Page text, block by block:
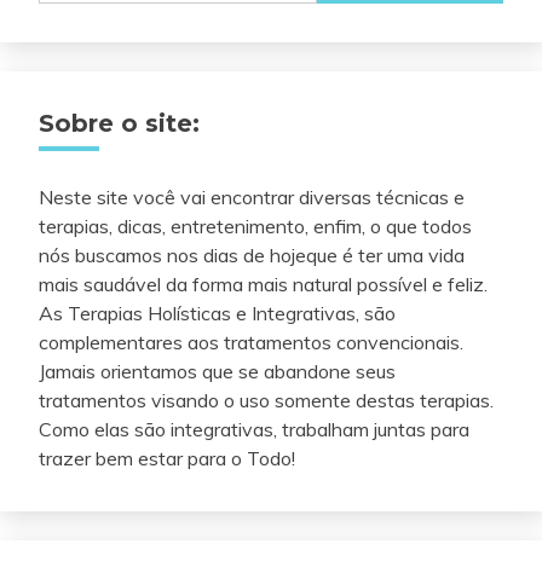
Sobre o site:
Neste site você vai encontrar diversas técnicas e
terapias, dicas, entretenimento, enfim, o que todos
nós buscamos nos dias de hojeque é ter uma vida
mais saudável da forma mais natural possível e feliz.
As Terapias Holísticas e Integrativas, são
complementares aos tratamentos convencionais.
Jamais orientamos que se abandone seus
tratamentos visando o uso somente destas terapias.
Como elas são integrativas, trabalham juntas para
trazer bem estar para o Todo!